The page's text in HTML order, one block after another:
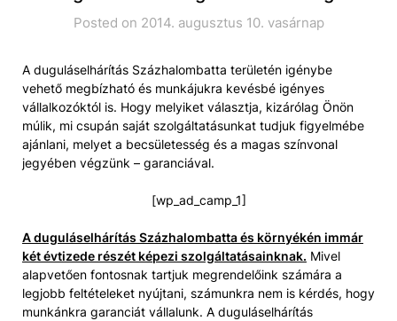
Posted on 2014. augusztus 10. vasárnap
A duguláselhárítás Százhalombatta területén igénybe
vehető megbízható és munkájukra kevésbé igényes
vállalkozóktól is. Hogy melyiket választja, kizárólag Önön
múlik, mi csupán saját szolgáltatásunkat tudjuk figyelmébe
ajánlani, melyet a becsületesség és a magas színvonal
jegyében végzünk – garanciával.
[wp_ad_camp_1]
A duguláselhárítás Százhalombatta és környékén immár
két évtizede részét képezi szolgáltatásainknak. Mivel
alapvetően fontosnak tartjuk megrendelőink számára a
legjobb feltételeket nyújtani, számunkra nem is kérdés, hogy
munkánkra garanciát vállalunk. A duguláselhárítás